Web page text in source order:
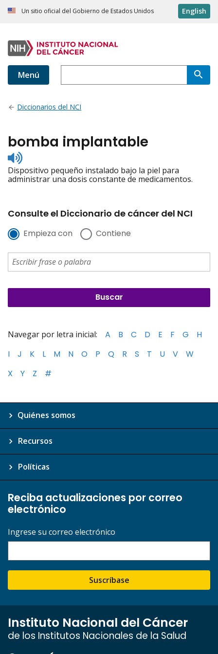
Un sitio oficial del Gobierno de Estados Unidos English
Menú
Diccionarios del NCI
bomba implantable
Listen
to
pronunciation
Dispositivo pequeño instalado bajo la piel para
administrar una dosis constante de medicamentos.
Consulte el Diccionario de cáncer del NCI
Empieza con Contiene
Navegar por letra inicial: A B C D E F G
H
I
J K L M N O P Q R S T U V
W
X
Y Z #
Quiénes somos
Recursos
Políticas
Reciba actualizaciones por correo
electrónico
Ingrese su correo electrónico
Suscríbase
Instituto Nacional del Cáncer
de los Institutos Nacionales de la Salud